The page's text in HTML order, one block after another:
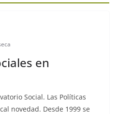
en
Social. Las Políticas
novedad. Desde 1999 se